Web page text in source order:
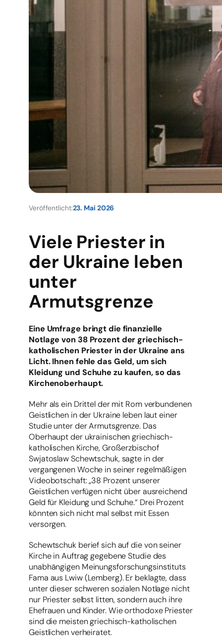
Veröffentlicht:23. Mai 2026
Viele Priester in
der Ukraine leben
unter
Armutsgrenze
Eine Umfrage bringt die finanzielle
Notlage von 38 Prozent der griechisch-
katholischen Priester in der Ukraine ans
Licht. Ihnen fehle das Geld, um sich
Kleidung und Schuhe zu kaufen, so das
Kirchenoberhaupt.
Mehr als ein Drittel der mit Rom verbundenen
Geistlichen in der Ukraine leben laut einer
Studie unter der Armutsgrenze. Das
Oberhaupt der ukrainischen griechisch-
katholischen Kirche, Großerzbischof
Swjatoslaw Schewtschuk, sagte in der
vergangenen Woche in seiner regelmäßigen
Videobotschaft: „38 Prozent unserer
Geistlichen verfügen nicht über ausreichend
Geld für Kleidung und Schuhe.“ Drei Prozent
könnten sich nicht mal selbst mit Essen
versorgen.
Schewtschuk berief sich auf die von seiner
Kirche in Auftrag gegebene Studie des
unabhängigen Meinungsforschungsinstituts
Fama aus Lwiw (Lemberg). Er beklagte, dass
unter dieser schweren sozialen Notlage nicht
nur Priester selbst litten, sondern auch ihre
Ehefrauen und Kinder. Wie orthodoxe Priester
sind die meisten griechisch-katholischen
Geistlichen verheiratet.